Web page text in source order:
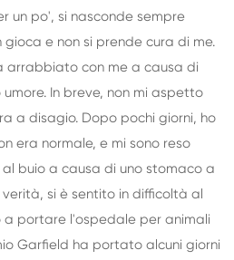
un po', si nasconde sempre
e non si prende cura di me.
arrabbiato con me a causa di
In breve, non mi aspetto
a disagio. Dopo pochi giorni, ho
era normale, e mi sono reso
buio a causa di uno stomaco a
si è sentito in difficoltà al
portare l'ospedale per animali
Garfield ha portato alcuni giorni